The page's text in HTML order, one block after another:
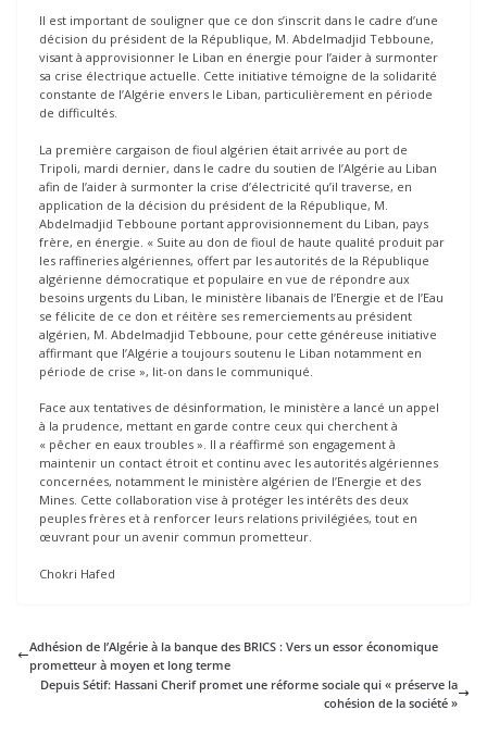
Il est important de souligner que ce don s’inscrit dans le cadre d’une
décision du président de la République, M. Abdelmadjid Tebboune,
visant à approvisionner le Liban en énergie pour l’aider à surmonter
sa crise électrique actuelle. Cette initiative témoigne de la solidarité
constante de l’Algérie envers le Liban, particulièrement en période
de difficultés.
La première cargaison de fioul algérien était arrivée au port de
Tripoli, mardi dernier, dans le cadre du soutien de l’Algérie au Liban
afin de l’aider à surmonter la crise d’électricité qu’il traverse, en
application de la décision du président de la République, M.
Abdelmadjid Tebboune portant approvisionnement du Liban, pays
frère, en énergie. « Suite au don de fioul de haute qualité produit par
les raffineries algériennes, offert par les autorités de la République
algérienne démocratique et populaire en vue de répondre aux
besoins urgents du Liban, le ministère libanais de l’Energie et de l’Eau
se félicite de ce don et réitère ses remerciements au président
algérien, M. Abdelmadjid Tebboune, pour cette généreuse initiative
affirmant que l’Algérie a toujours soutenu le Liban notamment en
période de crise », lit-on dans le communiqué.
Face aux tentatives de désinformation, le ministère a lancé un appel
à la prudence, mettant en garde contre ceux qui cherchent à
« pêcher en eaux troubles ». Il a réaffirmé son engagement à
maintenir un contact étroit et continu avec les autorités algériennes
concernées, notamment le ministère algérien de l’Energie et des
Mines. Cette collaboration vise à protéger les intérêts des deux
peuples frères et à renforcer leurs relations privilégiées, tout en
œuvrant pour un avenir commun prometteur.
Chokri Hafed
Adhésion de l’Algérie à la banque des BRICS : Vers un essor économique
prometteur à moyen et long terme
Depuis Sétif: Hassani Cherif promet une réforme sociale qui « préserve la
cohésion de la société »